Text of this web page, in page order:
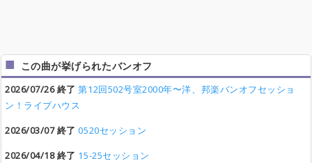
この曲が挙げられたバンオフ
2026/07/26 終了 第12回502号室2000年〜洋、邦楽バンオフセッショ
ン！ライブハウス
2026/03/07 終了 0520セッション
2026/04/18 終了 15-25セッション